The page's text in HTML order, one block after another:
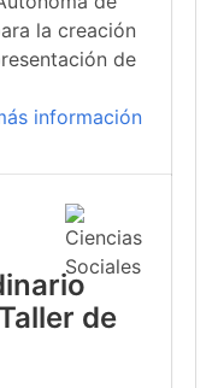
la creación
de
información
de